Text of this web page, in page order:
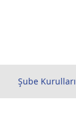
Şube Kurulları